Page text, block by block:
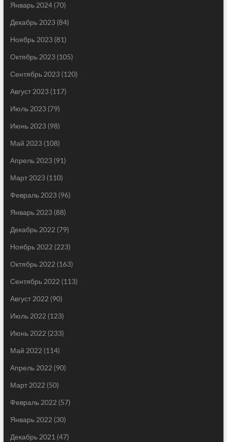
Январь 2024(70)
Декабрь 2023(84)
Ноябрь 2023(81)
Октябрь 2023(105)
Сентябрь 2023(120)
Август 2023(117)
Июль 2023(79)
Июнь 2023(98)
Май 2023(108)
Апрель 2023(91)
Март 2023(110)
Февраль 2023(96)
Январь 2023(88)
Декабрь 2022 (79)
Ноябрь 2022 (223)
Октябрь 2022 (163)
Сентябрь 2022 (113)
Август 2022 (90)
Июль 2022 (123)
Июнь 2022 (233)
Май 2022 (114)
Апрель 2022 (90)
Март 2022 (50)
Февраль 2022 (57)
Январь 2022 (30)
Декабрь 2021 (47)